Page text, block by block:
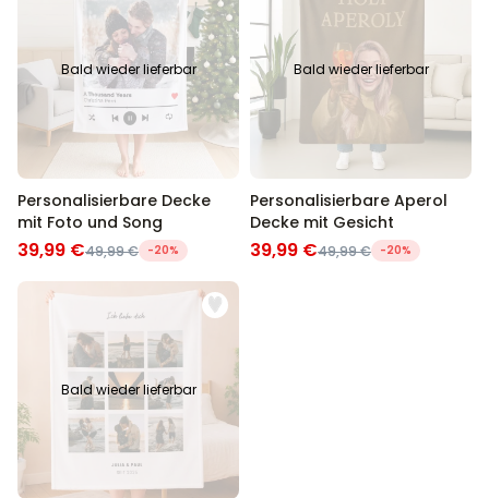
Bald wieder lieferbar
Personalisierbare Decke
mit Foto und Song
39,99 €49,99 € -20%
Bald wieder lieferbar
Personalisierbare Aperol
Decke mit Gesicht
39,99 €49,99 € -20%
Bald wieder lieferbar